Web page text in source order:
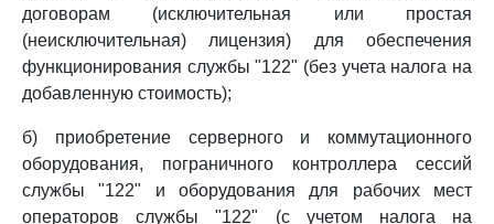
договорам (исключительная или простая
(неисключительная) лицензия) для обеспечения
функционирования службы "122" (без учета налога на
добавленную стоимость);
б) приобретение серверного и коммутационного
оборудования, пограничного контроллера сессий
службы "122" и оборудования для рабочих мест
операторов службы "122" (с учетом налога на